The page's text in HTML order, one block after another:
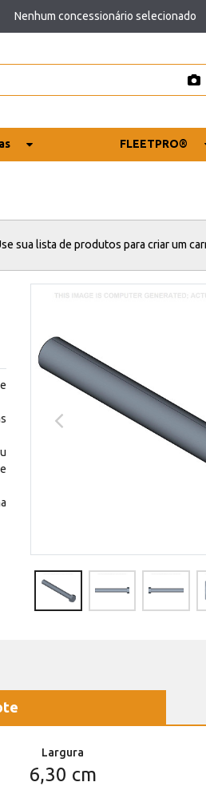
Nenhum concessionário selecionado
FLEETPRO®
sua lista de produtos para criar um
Largura
6,30 cm